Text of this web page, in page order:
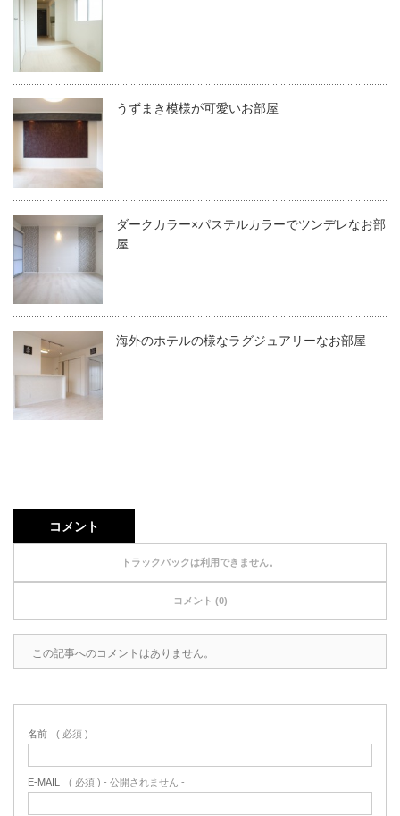
うずまき模様が可愛いお部屋
ダークカラー×パステルカラーでツンデレなお部
屋
海外のホテルの様なラグジュアリーなお部屋
コメント
トラックバックは利用できません。
コメント (0)
この記事へのコメントはありません。
名前 ( 必須 )
E-MAIL ( 必須 ) - 公開されません -